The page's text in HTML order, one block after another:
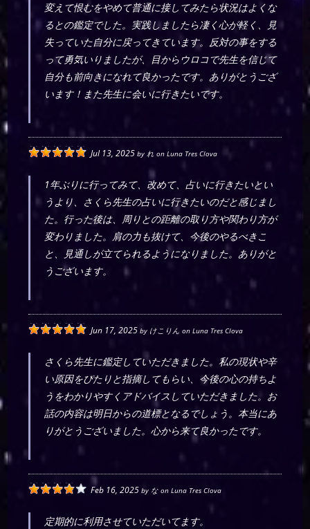
変えて恨むをやめて普通に接してみたら状況はよくな
るとの鑑定でした。実践しましたら凄く心が軽く、見
失っていた自分に戻ってきています。反対の事をする
って勇気いりましたが、目からウロコで先生を信じて
自分も前向きになれて良かったです。ありがとうござ
います！また先生に会いに行きたいです。
Jul 13, 2025 byれ onLuna Tres Clova
1年ぶりに行ってみて、改めて、占いに行きたいとい
うより、さくら先生の占いに行きたいのだと感じまし
た。行った後は、周りとの距離の取り方や関わり方が
変わりました。肩の力も抜けて、今後のやるべきこ
と、見通しが立てられるようになりました。ありがと
うございます。
Jun 17, 2025 by けこりん onLuna Tres Clova
さくら先生に鑑定していただきました。私の現状や辛
い原因をぴたりと指摘してもらい、今後の心の持ちよ
うをわかりやすくアドバイスしていただきました。お
話の内容は明日からの道標となるでしょう。本当にあ
りがとうございました。心から来て良かったです。
Feb 16, 2025 by な onLuna Tres Clova
定期的に利用させていただいてます。